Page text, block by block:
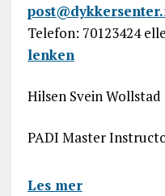
Telefon: 70123424
lenken
Hilsen Svein Wollstad
PADI Master
Les mer